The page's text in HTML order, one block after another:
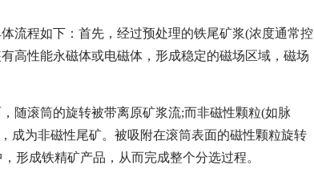
流程如下：首先，经过预处理的铁尾矿浆(浓度通常控
高性能永磁体或电磁体，形成稳定的磁场区域，磁场
随滚筒的旋转被带离原矿浆流;而非磁性颗粒(如脉
成为非磁性尾矿。被吸附在滚筒表面的磁性颗粒旋转
形成铁精矿产品，从而完成整个分选过程。